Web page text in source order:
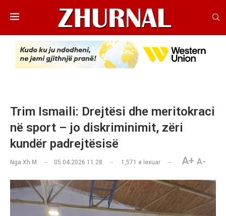
Trim Ismaili: Drejtësi dhe meritokraci
në sport – jo diskriminimit, zëri
kundër padrejtësisë
Nga Xh M 05.04.2026 11:28 1,571 e lexuar A+ A-